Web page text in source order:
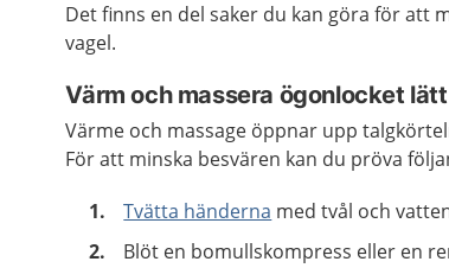
Det finns en del saker du kan göra för att
vagel.
Värm och massera ögonlocket
Värme och massage öppnar upp
För att minska besvären kan du pröva
Tvätta händerna med tvål och
Blöt en bomullskompress eller en